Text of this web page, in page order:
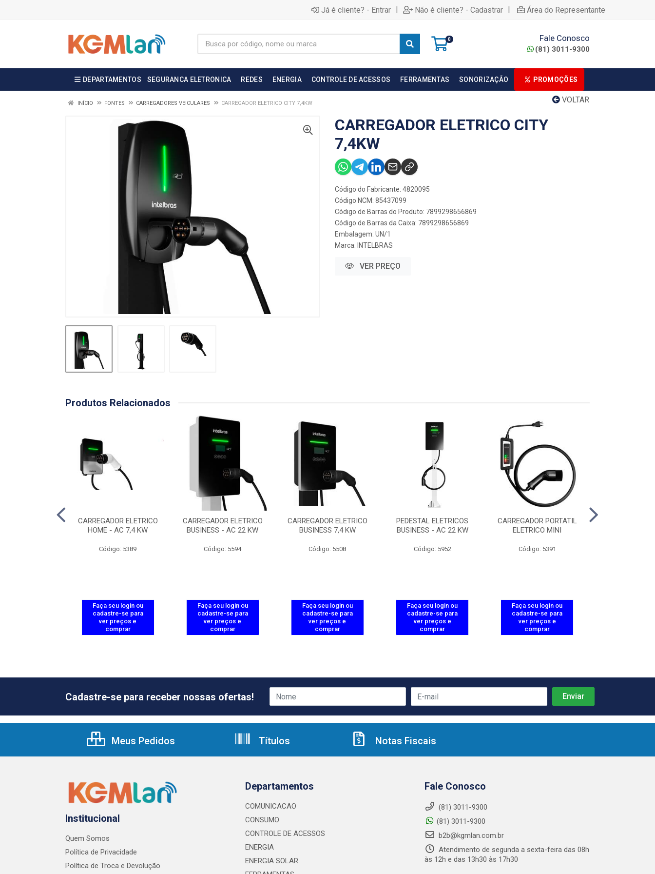
Já é cliente? - Entrar | Não é cliente? - Cadastrar | Área do Representante
0 Fale Conosco
(81) 3011-9300
DEPARTAMENTOS SEGURANCA ELETRONICA REDES ENERGIA CONTROLE DE ACESSOS FERRAMENTAS SONORIZAÇÃO PROMOÇÕES
VOLTAR
INÍCIO FONTES CARREGADORES VEICULARES CARREGADOR ELETRICO CITY 7,4KW
CARREGADOR ELETRICO CITY
7,4KW
Código do Fabricante: 4820095
Código NCM: 85437099
Código de Barras do Produto: 7899298656869
Código de Barras da Caixa: 7899298656869
Embalagem: UN/1
Marca: INTELBRAS
VER PREÇO
Produtos Relacionados
CARREGADOR ELETRICO
HOME - AC 7,4 KW
Código: 5389
Faça seu login ou
cadastre-se para
ver preços e
comprar
CARREGADOR ELETRICO
BUSINESS - AC 22 KW
Código: 5594
Faça seu login ou
cadastre-se para
ver preços e
comprar
CARREGADOR ELETRICO
BUSINESS 7,4 KW
Código: 5508
Faça seu login ou
cadastre-se para
ver preços e
comprar
PEDESTAL ELETRICOS
BUSINESS - AC 22 KW
Código: 5952
Faça seu login ou
cadastre-se para
ver preços e
comprar
CARREGADOR PORTATIL
ELETRICO MINI
Código: 5391
Faça seu login ou
cadastre-se para
ver preços e
comprar
Cadastre-se para receber nossas ofertas!
Meus Pedidos Títulos Notas Fiscais
Institucional
Quem Somos
Política de Privacidade
Política de Troca e Devolução
Departamentos
COMUNICACAO
CONSUMO
CONTROLE DE ACESSOS
ENERGIA
ENERGIA SOLAR
Fale Conosco
(81) 3011-9300
(81) 3011-9300
b2b@kgmlan.com.br
Atendimento de segunda a sexta-feira das 08h
às 12h e das 13h30 às 17h30